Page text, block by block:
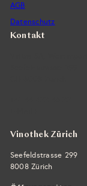
AGB
Datenschutz
Kontakt
Vinothek Zürich
Seefeldstrasse 299
8008 Zürich